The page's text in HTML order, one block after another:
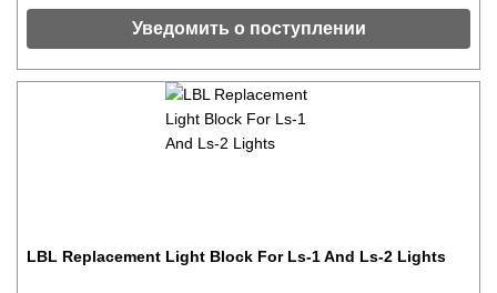
Уведомить о поступлении
LBL Replacement Light Block For Ls-1 And Ls-2 Lights